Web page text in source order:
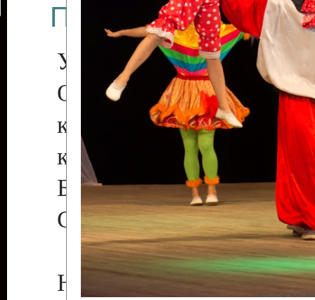
Приднестровского
Участники фестиваля:
Образцовый
коллектив
культуры с.
Бендеры ,
Светлана Георгиевна
Народный цирковой